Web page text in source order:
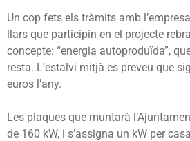
Un cop fets els tràmits amb
llars que participin en el projecte
concepte: “energia autoproduïda”,
resta. L’estalvi mitjà es preveu que
euros l’any.
Les plaques que muntarà
de 160 kW, i s’assigna un kW per